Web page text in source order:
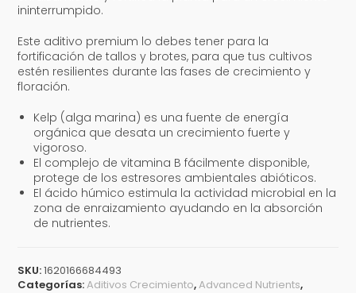
ininterrumpido.
Este aditivo premium lo debes tener para la
fortificación de tallos y brotes, para que tus cultivos
estén resilientes durante las fases de crecimiento y
floración.
Kelp (alga marina) es una fuente de energía
orgánica que desata un crecimiento fuerte y
vigoroso.
El complejo de vitamina B fácilmente disponible,
protege de los estresores ambientales abióticos.
El ácido húmico estimula la actividad microbial en la
zona de enraizamiento ayudando en la absorción
de nutrientes.
SKU:1620166684493
Categorías:Aditivos Crecimiento,Advanced Nutrients,